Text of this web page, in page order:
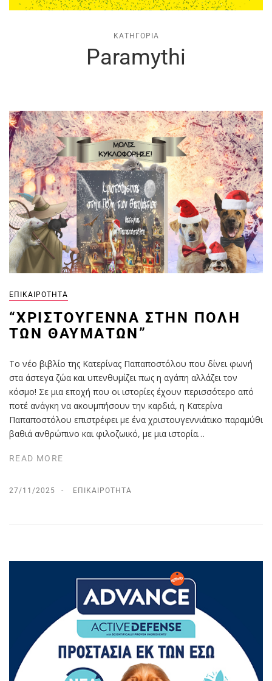
ΚΑΤΗΓΟΡΊΑ
Paramythi
ΕΠΙΚΑΙΡΌΤΗΤΑ
“ΧΡΙΣΤΟΎΓΕΝΝΑ ΣΤΗΝ ΠΌΛΗ
ΤΩΝ ΘΑΥΜΆΤΩΝ”
Το νέο βιβλίο της Κατερίνας Παπαποστόλου που δίνει φωνή
στα άστεγα ζώα και υπενθυμίζει πως η αγάπη αλλάζει τον
κόσμο! Σε μια εποχή που οι ιστορίες έχουν περισσότερο από
ποτέ ανάγκη να ακουμπήσουν την καρδιά, η Κατερίνα
Παπαποστόλου επιστρέφει με ένα χριστουγεννιάτικο παραμύθι
βαθιά ανθρώπινο και φιλοζωικό, με μια ιστορία…
READ MORE
27/11/2025 ΕΠΙΚΑΙΡΌΤΗΤΑ